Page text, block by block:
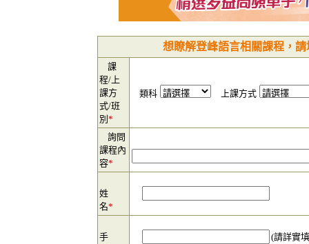
想瞭解登峰語言相關課程，
課
程/上
課方
式/班
別*
類科 上課方式
詢問
課程內
容*
姓
名*
手
(請詳實